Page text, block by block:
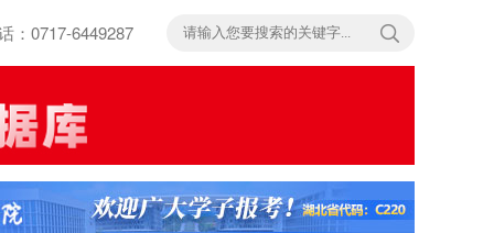
：0717-6449287